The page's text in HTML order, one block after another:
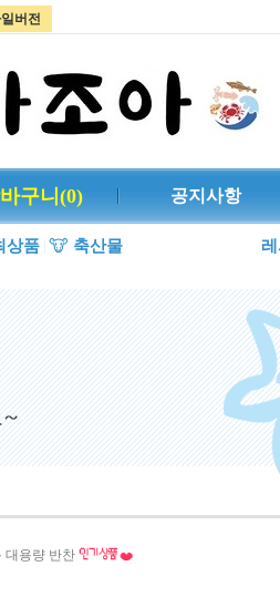
버전
구니(0) 공지사항
상품 🐮 축산물
대용량 반찬